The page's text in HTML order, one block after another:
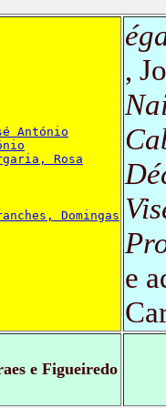
António
Rosa
Domingas
,
e
e Figueiredo